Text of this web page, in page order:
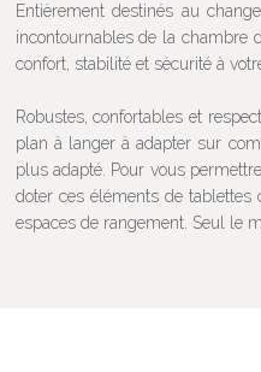
Entièrement destinés au
incontournables de la chambre
confort, stabilité et sécurité à
Robustes, confortables et
plan à langer à adapter sur
plus adapté. Pour vous
doter ces éléments de tablettes
espaces de rangement. Seul le